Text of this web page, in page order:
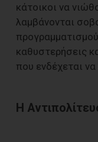
κάτοικοι να
λαμβάνονται
καθυστερήσεις
που ενδέχεται
Η